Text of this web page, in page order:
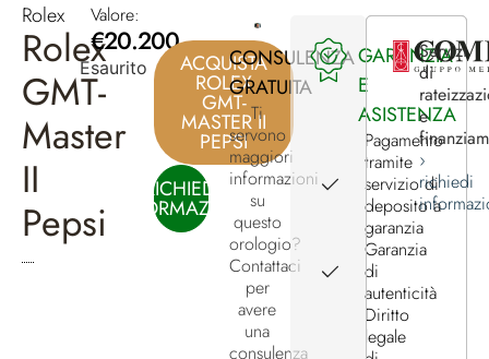
Rolex
Rolex
GMT-
Master
II
Pepsi
Valore:
€20.200
Esaurito ACQUISTA
ROLEX
GMT-
MASTER II
PEPSI
RICHIEDI
INFORMAZIONI
CONSULENZA
GRATUITA
Ti
servono
maggiori
informazioni
su
questo
orologio?
Contattaci
per
avere
una
consulenza
GARANZIA
E
ASISTENZA
Pagamento
tramite
servizio di
deposito a
garanzia
Garanzia
di
autenticità
Diritto
legale
Servizi
di
e
›
richiedi